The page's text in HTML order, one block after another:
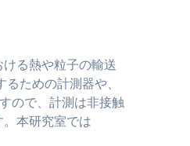
る熱や粒子の輸送
ための計測器や、
ので、計測は非接触
本研究室では